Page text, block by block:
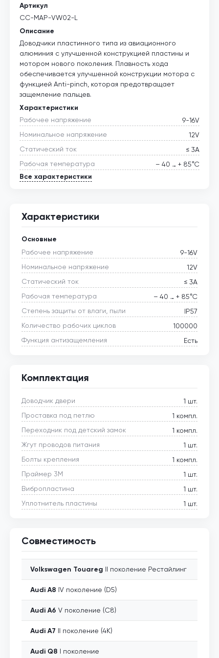
Артикул
CC-MAP-VW02-L
Описание
Доводчики пластинного типа из авиационного
алюминия с улучшенной конструкцией пластины и
мотором нового поколения. Плавность хода
обеспечивается улучшенной конструкции мотора с
функцией Anti-pinch, которая предотвращает
защемление пальцев.
Характеристики
Рабочее напряжение
9-16V
Номинальное напряжение
12V
Статический ток
≤ 3А
Рабочая температура
– 40 … + 85°С
Все характеристики
Характеристики
Основные
Рабочее напряжение
9-16V
Номинальное напряжение
12V
Статический ток
≤ 3А
Рабочая температура
– 40 … + 85°С
Степень защиты от влаги, пыли
IP57
Количество рабочих циклов
100000
Функция антизащемления
Есть
Комплектация
Доводчик двери
1 шт.
Проставка под петлю
1 компл.
Переходник под детский замок
1 компл.
Жгут проводов питания
1 шт.
Болты крепления
1 компл.
Праймер 3М
1 шт.
Вибропластина
1 шт.
Уплотнитель пластины
1 шт.
Совместимость
Volkswagen Touareg II поколение Рестайлинг
Audi A8 IV поколение (D5)
Audi A6 V поколение (C8)
Audi A7 II поколение (4K)
Audi Q8 I поколение